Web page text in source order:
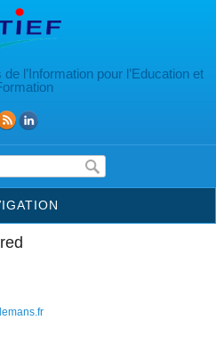
l’Information pour l’Education et
recherche